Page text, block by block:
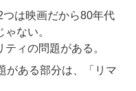
は映画だから80年代
ない。
ィの問題がある。
がある部分は、「リマ